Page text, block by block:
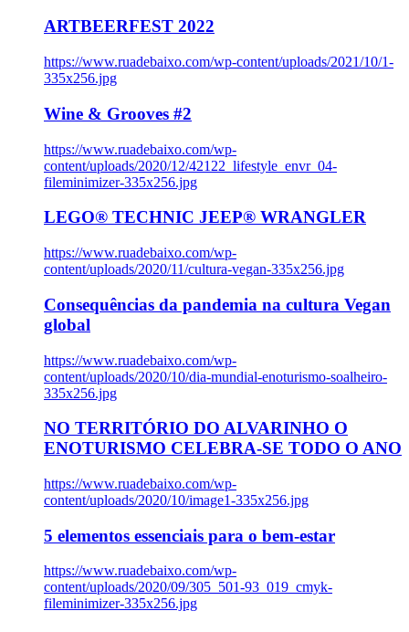
ARTBEERFEST 2022
https://www.ruadebaixo.com/wp-content/uploads/2021/10/1-
335x256.jpg
Wine & Grooves #2
https://www.ruadebaixo.com/wp-
content/uploads/2020/12/42122_lifestyle_envr_04-
fileminimizer-335x256.jpg
LEGO® TECHNIC JEEP® WRANGLER
https://www.ruadebaixo.com/wp-
content/uploads/2020/11/cultura-vegan-335x256.jpg
Consequências da pandemia na cultura Vegan
global
https://www.ruadebaixo.com/wp-
content/uploads/2020/10/dia-mundial-enoturismo-soalheiro-
335x256.jpg
NO TERRITÓRIO DO ALVARINHO O
ENOTURISMO CELEBRA-SE TODO O ANO
https://www.ruadebaixo.com/wp-
content/uploads/2020/10/image1-335x256.jpg
5 elementos essenciais para o bem-estar
https://www.ruadebaixo.com/wp-
content/uploads/2020/09/305_501-93_019_cmyk-
fileminimizer-335x256.jpg